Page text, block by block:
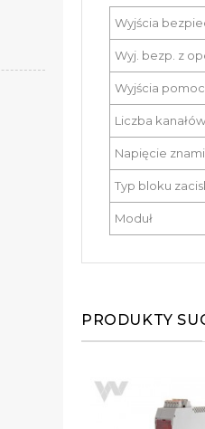
Wyjścia
Wyj. bezp. z
Wyjścia
Liczba
Napięcie
Typ bloku
Moduł
PRODUKTY